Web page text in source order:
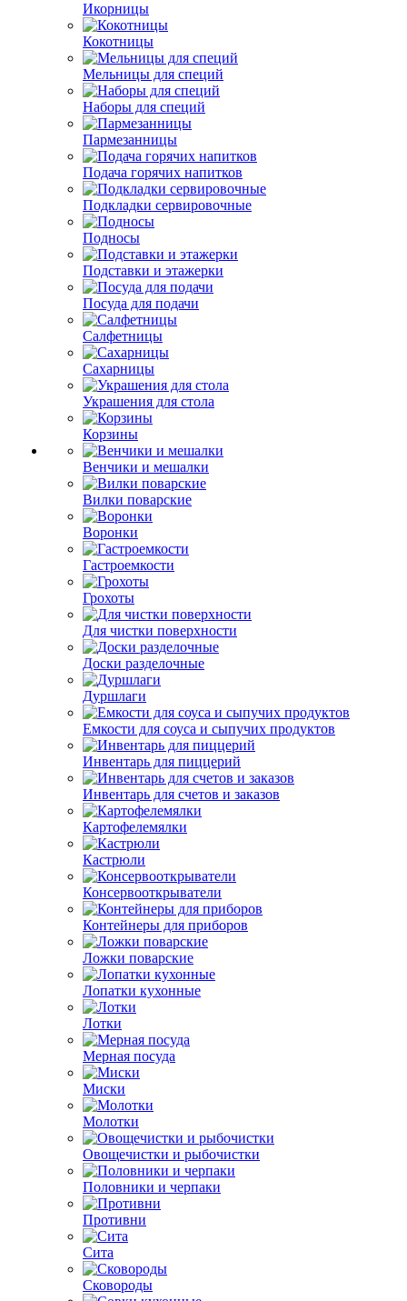
Икорницы
Кокотницы
Мельницы для специй
Наборы для специй
Пармезанницы
Подача горячих напитков
Подкладки сервировочные
Подносы
Подставки и этажерки
Посуда для подачи
Салфетницы
Сахарницы
Украшения для стола
Корзины
Венчики и мешалки
Вилки поварские
Воронки
Гастроемкости
Грохоты
Для чистки поверхности
Доски разделочные
Дуршлаги
Емкости для соуса и сыпучих продуктов
Инвентарь для пиццерий
Инвентарь для счетов и заказов
Картофелемялки
Кастрюли
Консервооткрыватели
Контейнеры для приборов
Ложки поварские
Лопатки кухонные
Лотки
Мерная посуда
Миски
Молотки
Овощечистки и рыбочистки
Половники и черпаки
Противни
Сита
Сковороды